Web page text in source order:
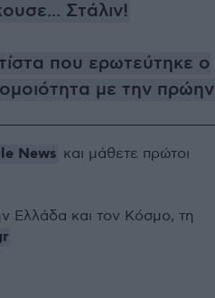
Στάλιν!
που ερωτεύτηκε ο
με την πρώην
News και μάθετε πρώτοι
Ελλάδα και τον Κόσμο, τη